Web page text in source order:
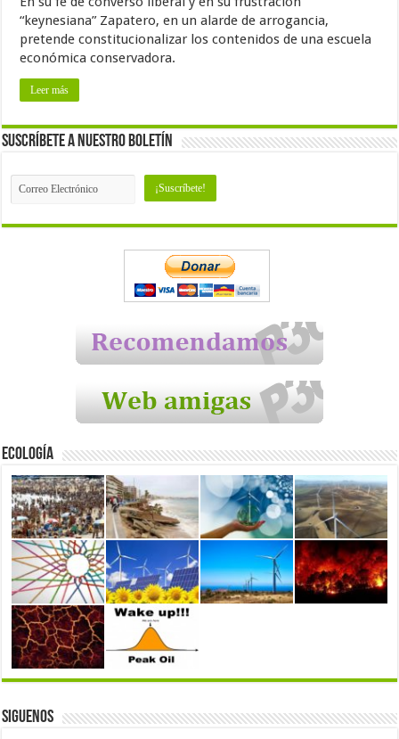
“keynesiana” Zapatero, en un alarde de arrogancia,
pretende constitucionalizar los contenidos de una escuela
económica conservadora.
Leer más
Suscríbete a nuestro Boletín
Ecología
Siguenos